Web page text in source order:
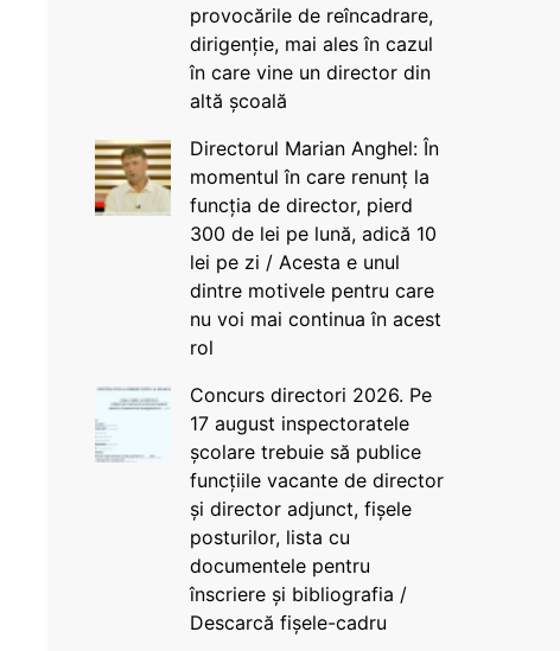
provocările de reîncadrare,
dirigenție, mai ales în cazul
în care vine un director din
altă școală
Directorul Marian Anghel: În
momentul în care renunț la
funcția de director, pierd
300 de lei pe lună, adică 10
lei pe zi / Acesta e unul
dintre motivele pentru care
nu voi mai continua în acest
rol
Concurs directori 2026. Pe
17 august inspectoratele
școlare trebuie să publice
funcțiile vacante de director
și director adjunct, fișele
posturilor, lista cu
documentele pentru
înscriere și bibliografia /
Descarcă fișele-cadru